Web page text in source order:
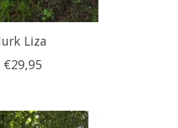
Liza
€29,95